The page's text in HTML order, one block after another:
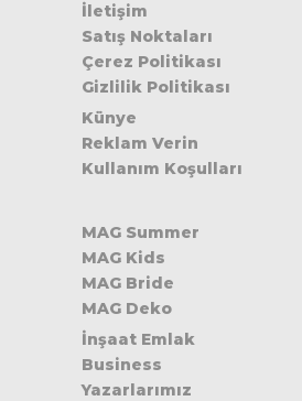
İletişim
Satış Noktaları
Çerez Politikası
Gizlilik Politikası
Künye
Reklam Verin
Kullanım Koşulları
MAG Summer
MAG Kids
MAG Bride
MAG Deko
İnşaat Emlak
Business
Yazarlarımız